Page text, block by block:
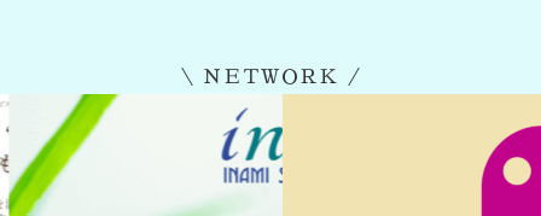
＼ ＮＥＴＷＯＲＫ ／